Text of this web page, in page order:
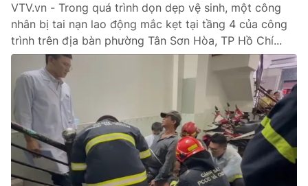
Xã hội
Pháp luật
Y tế
Thế giới
Tin tức
Kinh tế
VTV.vn - Trong quá trình dọn dẹp vệ sinh, một công
nhân bị tai nạn lao động mắc kẹt tại tầng 4 của công
trình trên địa bàn phường Tân Sơn Hòa, TP Hồ Chí...